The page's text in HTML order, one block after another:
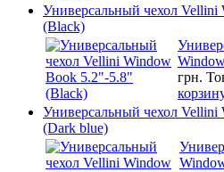
Универсальный чехол
(Black)
грн.
Универсальный чехол
(Dark blue)